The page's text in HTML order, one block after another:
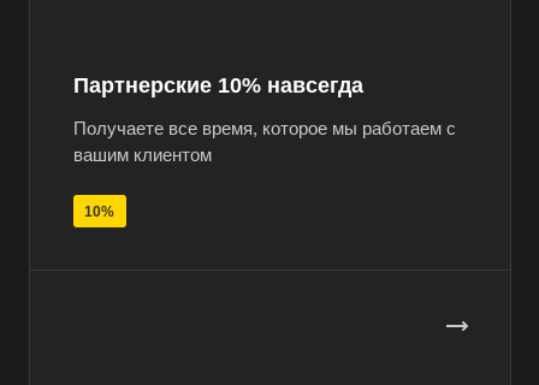
Партнерские 10% навсегда
Получаете все время, которое мы работаем с
вашим клиентом
10%